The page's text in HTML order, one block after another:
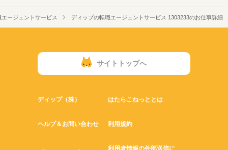
ージェントサービス ディップの転職エージェントサービス 1303233のお仕事詳細
サイトトップへ
ディップ（株） はたらこねっととは
ヘルプ＆お問い合わせ 利用規約
利用者情報の外部送信に